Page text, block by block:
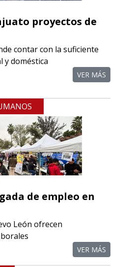
proyectos de
contar con la suficiente
y doméstica
VER MÁS
de empleo en
León ofrecen
VER MÁS